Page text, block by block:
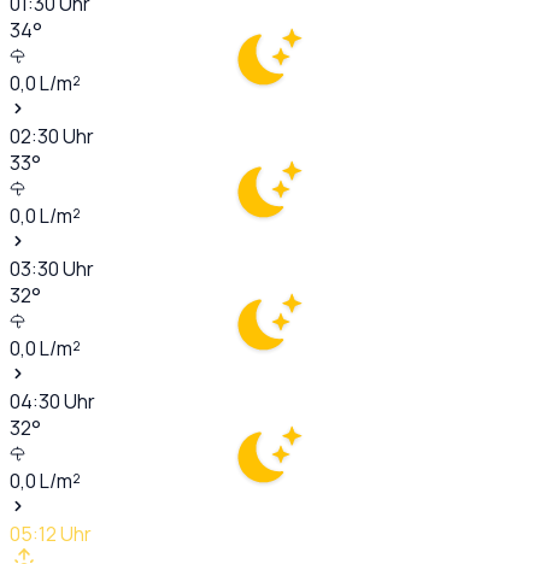
34°
0,0L/m²
02:30Uhr
33°
0,0L/m²
03:30Uhr
32°
0,0L/m²
04:30Uhr
32°
0,0L/m²
05:12Uhr